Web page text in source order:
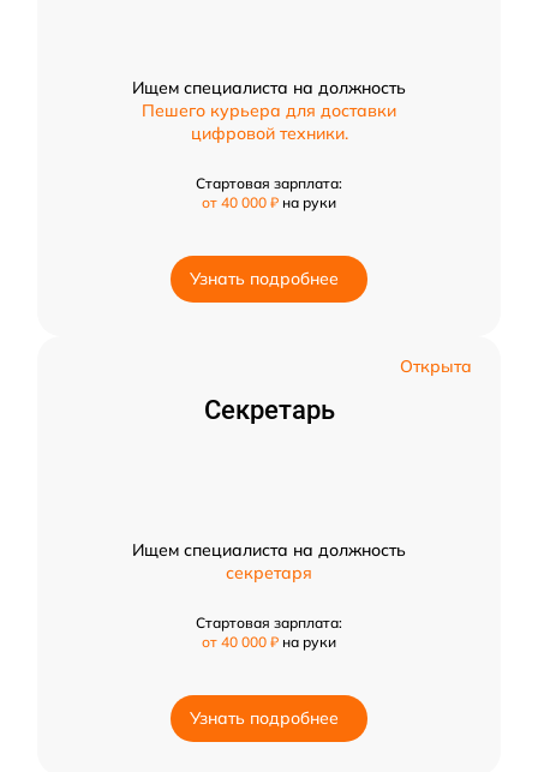
Ищем специалиста на должность
Пешего курьера для доставки
цифровой техники.
Стартовая зарплата:
от 40 000 ₽ на руки
Узнать подробнее
Открыта
Секретарь
Ищем специалиста на должность
секретаря
Стартовая зарплата:
от 40 000 ₽ на руки
Узнать подробнее